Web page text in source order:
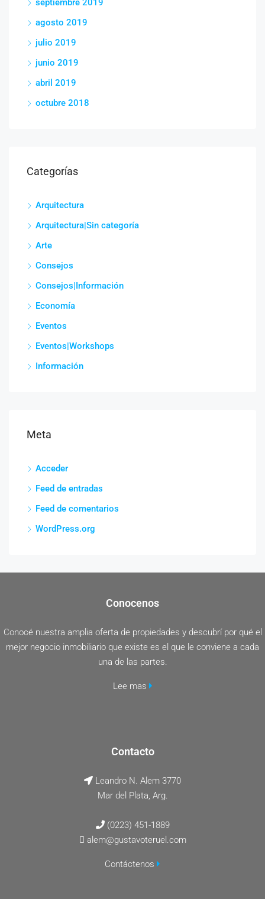
agosto 2019
julio 2019
junio 2019
abril 2019
octubre 2018
Categorías
Arquitectura
Arquitectura|Sin categoría
Arte
Consejos
Consejos|Información
Economía
Eventos
Eventos|Workshops
Información
Meta
Acceder
Feed de entradas
Feed de comentarios
WordPress.org
Conocenos
Conocé nuestra amplia oferta de propiedades y descubrí por qué el
mejor negocio inmobiliario que existe es el que le conviene a cada
una de las partes.
Lee mas
Contacto
Leandro N. Alem 3770
Mar del Plata, Arg.
(0223) 451-1889
alem@gustavoteruel.com
Contáctenos